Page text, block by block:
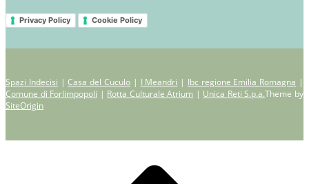
Privacy Policy Cookie Policy
Spazi Indecisi |Casa del Cuculo| I Meandri | Ibc regione Emilia Romagna |
Comune di Forlimpopoli | Rotta Culturale Atrium | Unica Reti S.p.a.Theme by
SiteOrigin